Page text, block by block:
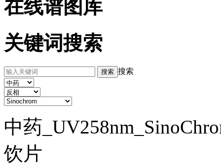
在线谱图库
关键词搜索
搜索
中药
饮片